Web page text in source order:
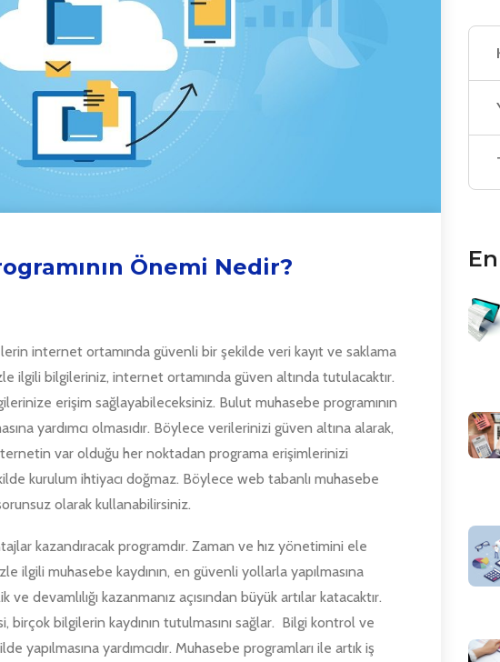
Önemi Nedir?
internet ortamında güvenli bir şekilde veri kayıt ve saklama
ilgili bilgileriniz, internet ortamında güven altında tutulacaktır.
erişim sağlayabileceksiniz. Bulut muhasebe programının
yardımcı olmasıdır. Böylece verilerinizi güven altına alarak,
var olduğu her noktadan programa erişimlerinizi
kurulum ihtiyacı doğmaz. Böylece web tabanlı muhasebe
olarak kullanabilirsiniz.
kazandıracak programdır. Zaman ve hız yönetimini ele
ilgili muhasebe kaydının, en güvenli yollarla yapılmasına
devamlılığı kazanmanız açısından büyük artılar katacaktır.
birçok bilgilerin kaydının tutulmasını sağlar. Bilgi kontrol ve
yapılmasına yardımcıdır. Muhasebe programları ile artık iş